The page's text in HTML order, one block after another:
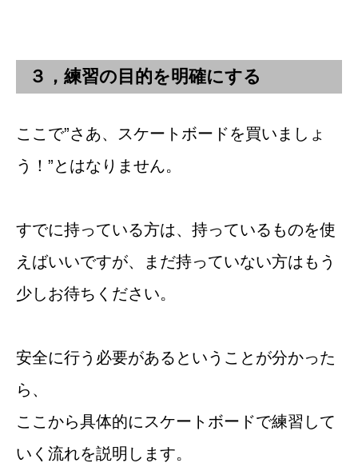
３，練習の目的を明確にする
ここで”さあ、スケートボードを買いましょ
う！”とはなりません。
すでに持っている方は、持っているものを使
えばいいですが、まだ持っていない方はもう
少しお待ちください。
安全に行う必要があるということが分かった
ら、
ここから具体的にスケートボードで練習して
いく流れを説明します。